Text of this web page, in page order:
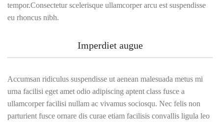
tempor.Consectetur scelerisque ullamcorper arcu est suspendisse
eu rhoncus nibh.
Imperdiet augue
Accumsan ridiculus suspendisse ut aenean malesuada metus mi
urna facilisi eget amet odio adipiscing aptent class fusce a
ullamcorper facilisi nullam ac vivamus sociosqu. Nec felis non
parturient fusce ornare dis curae etiam facilisis convallis ligula leo